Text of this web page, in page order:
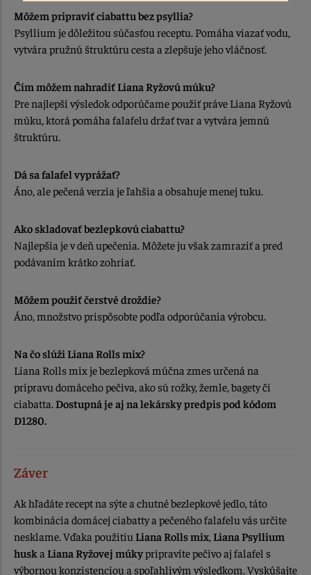
Môžem pripraviť ciabattu bez psyllia?
Psyllium je dôležitou súčasťou receptu. Pomáha viazať vodu,
vytvára pružnú štruktúru cesta a zlepšuje jeho vláčnosť.
Čím môžem nahradiť Liana Ryžovú múku?
Pre najlepší výsledok odporúčame použiť práve Liana Ryžovú
múku, ktorá pomáha falafelu držať tvar a vytvára jemnú
štruktúru.
Dá sa falafel vyprážať?
Áno, ale pečená verzia je ľahšia a obsahuje menej tuku.
Ako skladovať bezlepkovú ciabattu?
Najlepšia je v deň upečenia. Môžete ju však zamraziť a pred
podávaním krátko zohriať.
Môžem použiť čerstvé droždie?
Áno, množstvo prispôsobte podľa odporúčania výrobcu.
Na čo slúži Liana Rolls mix?
Liana Rolls mix je bezlepková múčna zmes určená na
prípravu domáceho pečiva, ako sú rožky, žemle, bagety či
ciabatta. Dostupná je aj na lekársky predpis pod kódom
D1280.
Záver
Ak hľadáte recept na sýte a chutné bezlepkové jedlo, táto
kombinácia domácej ciabatty a pečeného falafelu vás určite
nesklame. Vďaka použitiu Liana Rolls mix, Liana Psyllium
husk a Liana Ryžovej múkypripravíte pečivo aj falafel s
výbornou konzistenciou a spoľahlivým výsledkom. Vyskúšajte